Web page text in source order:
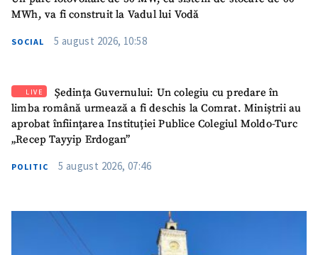
SUSȚINE
MWh, va fi construit la Vadul lui Vodă
SOCIAL 5 august 2026, 10:58
LIVE
Ședința Guvernului: Un colegiu cu predare în
limba română urmează a fi deschis la Comrat. Miniștrii au
aprobat înființarea Instituției Publice Colegiul Moldo-Turc
„Recep Tayyip Erdogan”
POLITIC 5 august 2026, 07:46